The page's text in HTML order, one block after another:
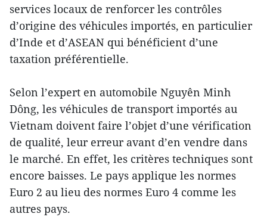
services locaux de renforcer les contrôles
d’origine des véhicules importés, en particulier
d’Inde et d’ASEAN qui bénéficient d’une
taxation préférentielle.
Selon l’expert en automobile Nguyên Minh
Dông, les véhicules de transport importés au
Vietnam doivent faire l’objet d’une vérification
de qualité, leur erreur avant d’en vendre dans
le marché. En effet, les critères techniques sont
encore baisses. Le pays applique les normes
Euro 2 au lieu des normes Euro 4 comme les
autres pays.